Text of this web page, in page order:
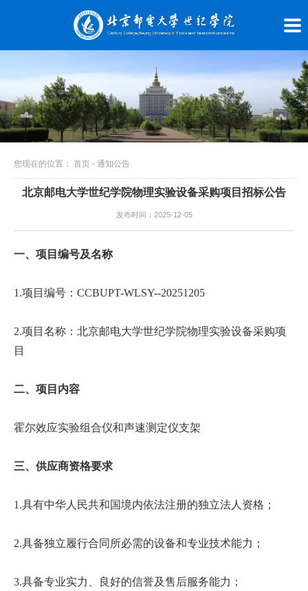
页
况
设
您现在的位置： 首页 - 通知公告
北京邮电大学世纪学院物理实验设备采购项目招标公告
发布时间：2025-12-05
一、项目编号及名称
1.项目编号：CCBUPT-WLSY--20251205
2.项目名称：北京邮电大学世纪学院物理实验设备采购项
目
二、项目内容
霍尔效应实验组合仪和声速测定仪支架
三、供应商资格要求
1.具有中华人民共和国境内依法注册的独立法人资格；
2.具备独立履行合同所必需的设备和专业技术能力；
3.具备专业实力、良好的信誉及售后服务能力；